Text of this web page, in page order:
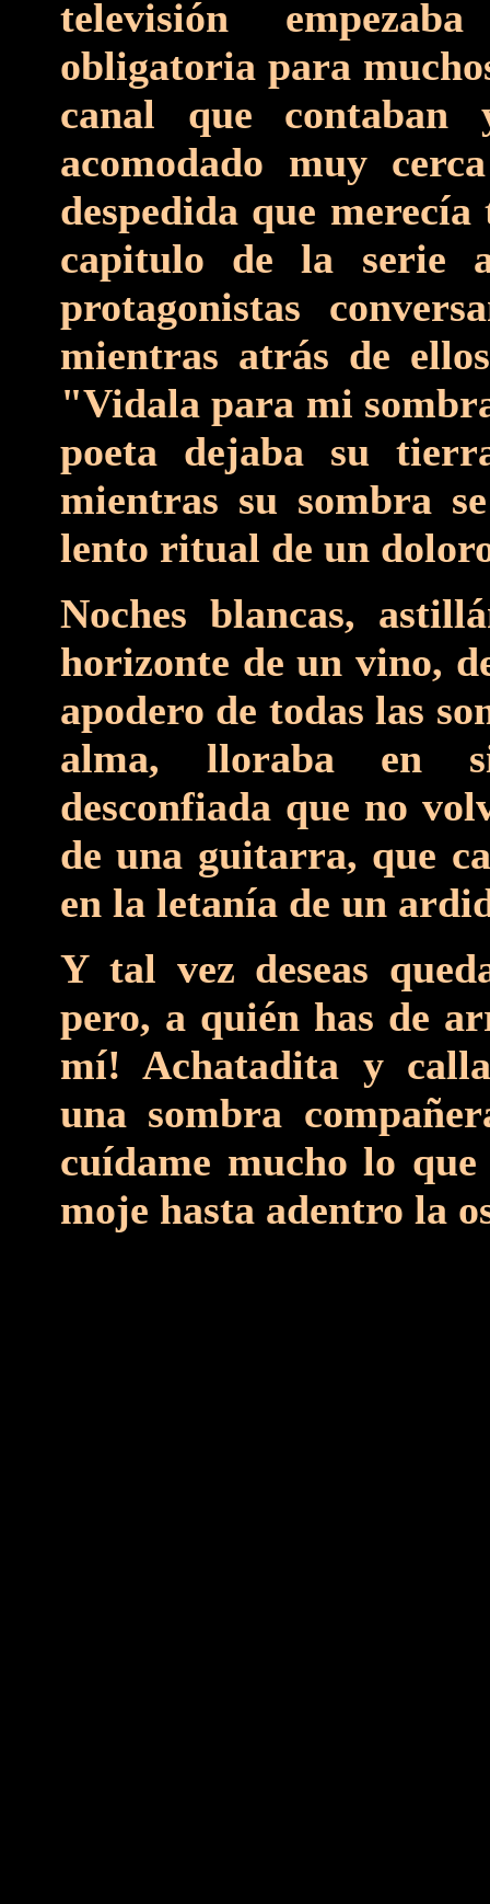
televisión
obligatoria para
canal que
acomodado muy
despedida que
capitulo de la serie
protagonistas
mientras atrás de
"Vidala para mi
poeta dejaba su
mientras su sombra
lento ritual de un
Noches blancas,
horizonte de un vino,
apodero de todas las
alma, lloraba en
desconfiada que no
de una guitarra, que
en la letanía de un
Y tal vez deseas
pero, a quién has de
mí! Achatadita y
una sombra
cuídame mucho lo
moje hasta adentro la